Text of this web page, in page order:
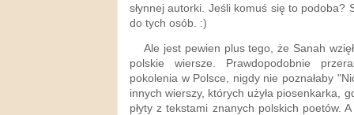
słynnej autorki. Jeśli komuś się to podoba?
do tych osób. :)
Ale jest pewien plus tego, że Sanah
polskie wiersze. Prawdopodobnie
pokolenia w Polsce, nigdy nie poznałaby
innych wierszy, których użyła piosenkarka,
płyty z tekstami znanych polskich poetów.